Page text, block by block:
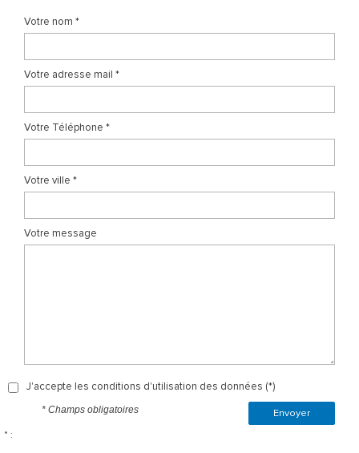
Votre nom *
Votre adresse mail *
Votre Téléphone *
Votre ville *
Votre message
J'accepte les conditions d'utilisation des données (*)
Envoyer
* Champs obligatoires
* :